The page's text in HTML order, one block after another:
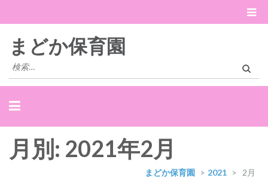
まどか保育園
検
索:
月別: 2021年2月
まどか保育園 > 2021 > 2月